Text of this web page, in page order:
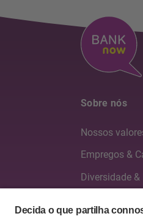
Sobre nós
Nossos
Empregos &
Diversidade